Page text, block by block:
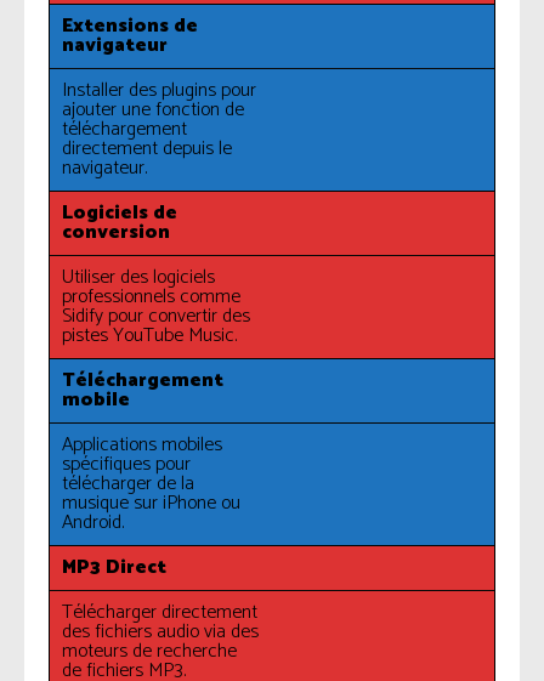
Extensions de
navigateur
Installer des plugins pour
ajouter une fonction de
téléchargement
directement depuis le
navigateur.
Logiciels de
conversion
Utiliser des logiciels
professionnels comme
Sidify pour convertir des
pistes YouTube Music.
Téléchargement
mobile
Applications mobiles
spécifiques pour
télécharger de la
musique sur iPhone ou
Android.
MP3 Direct
Télécharger directement
des fichiers audio via des
moteurs de recherche
de fichiers MP3.